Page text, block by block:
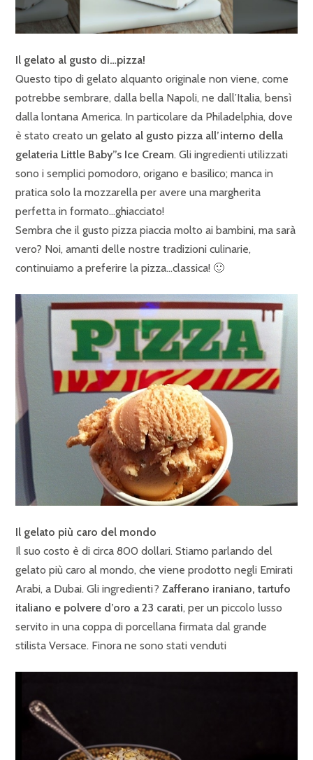
Il gelato al gusto di…pizza!
Questo tipo di gelato alquanto originale non viene, come
potrebbe sembrare, dalla bella Napoli, ne dall’Italia, bensì
dalla lontana America. In particolare da Philadelphia, dove
è stato creato un gelato al gusto pizza all’interno della
gelateria Little Baby”s Ice Cream. Gli ingredienti utilizzati
sono i semplici pomodoro, origano e basilico; manca in
pratica solo la mozzarella per avere una margherita
perfetta in formato…ghiacciato!
Sembra che il gusto pizza piaccia molto ai bambini, ma sarà
vero? Noi, amanti delle nostre tradizioni culinarie,
continuiamo a preferire la pizza…classica! 🙂
Il gelato più caro del mondo
Il suo costo è di circa 800 dollari. Stiamo parlando del
gelato più caro al mondo, che viene prodotto negli Emirati
Arabi, a Dubai. Gli ingredienti? Zafferano iraniano, tartufo
italiano e polvere d’oro a 23 carati, per un piccolo lusso
servito in una coppa di porcellana firmata dal grande
stilista Versace. Finora ne sono stati venduti